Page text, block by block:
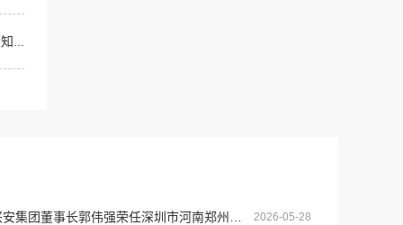
...
2026-05-28
董事长郭伟强荣任深圳市河南郑州商会创会会长